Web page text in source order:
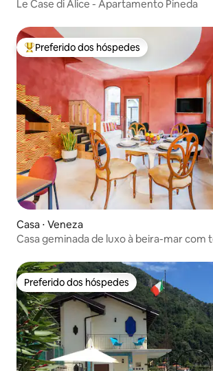
Le Case di Alice - Apartamento Pineda
Entre os melhores preferidos dos hóspedes
Preferido dos hóspedes
Casa ⋅ Veneza
Casa geminada de luxo à beira-mar com
Preferido dos hóspedes
Preferido dos hóspedes